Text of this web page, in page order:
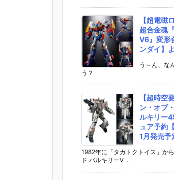
【超電磁
超合金魂
V6』変形
ンダイ】
う～ん、な
う？
【超時空
ン・オブ
ルキリー
ュア予約
1月発売予
1982年に「タカトクトイス」か
ド バルキリーV ...